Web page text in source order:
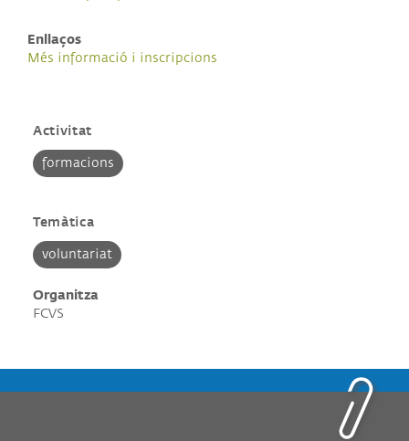
Enllaços
Més informació i inscripcions
Activitat
formacions
Temàtica
voluntariat
Organitza
FCVS